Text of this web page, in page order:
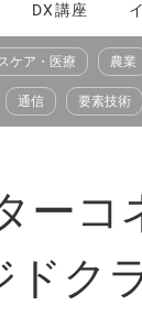
DX講座
ケア・医療 農業
通信 要素技術
ー
ドク